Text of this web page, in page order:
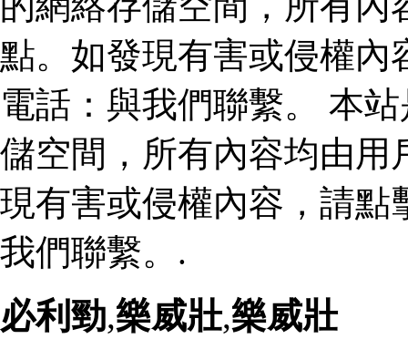
點。如發現有害或侵權內
電話：與我們聯繫。 本
儲空間，所有內容均由用
現有害或侵權內容，請點
我們聯繫。.
必利勁,樂威壯,樂威壯